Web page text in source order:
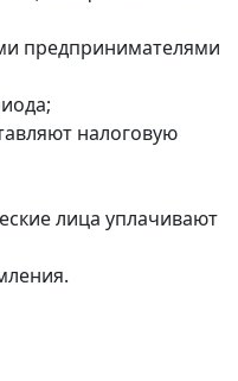
предпринимателями
налоговую
лица уплачивают